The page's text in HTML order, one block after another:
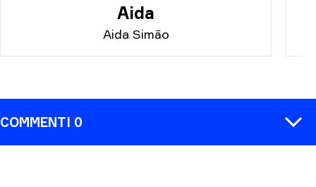
Aida
Aida Simão
COMMENTI 0